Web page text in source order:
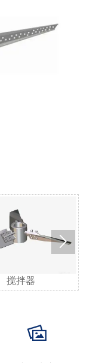
搅拌器

